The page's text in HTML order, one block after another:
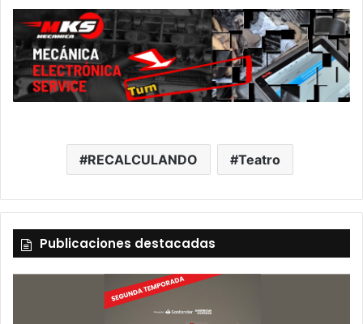
RECALCULANDO Teatro
Publicaciones destacadas